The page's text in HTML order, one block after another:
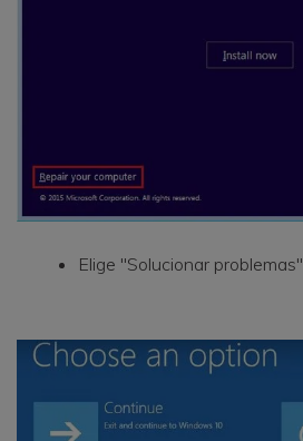
Elige "Solucionar problemas".